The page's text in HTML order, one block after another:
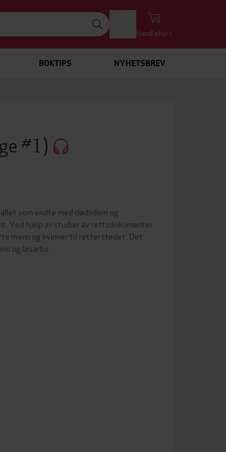
Handlekurv
BOKTIPS NYHETSBREV
#1)
som endte med dødsdom og
Ved hjelp av studier av rettsdokumenter
menn og kvinner til retterstedet. Det
og løsarbe…